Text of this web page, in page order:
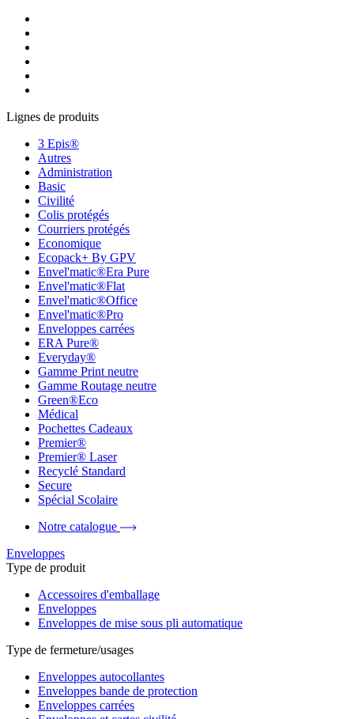
Lignes de produits
3 Epis®
Autres
Administration
Basic
Civilité
Colis protégés
Courriers protégés
Economique
Ecopack+ By GPV
Envel'matic®Era Pure
Envel'matic®Flat
Envel'matic®Office
Envel'matic®Pro
Enveloppes carrées
ERA Pure®
Everyday®
Gamme Print neutre
Gamme Routage neutre
Green®Eco
Médical
Pochettes Cadeaux
Premier®
Premier® Laser
Recyclé Standard
Secure
Spécial Scolaire
Notre catalogue
Enveloppes
Type de produit
Accessoires d'emballage
Enveloppes
Enveloppes de mise sous pli automatique
Type de fermeture/usages
Enveloppes autocollantes
Enveloppes bande de protection
Enveloppes carrées